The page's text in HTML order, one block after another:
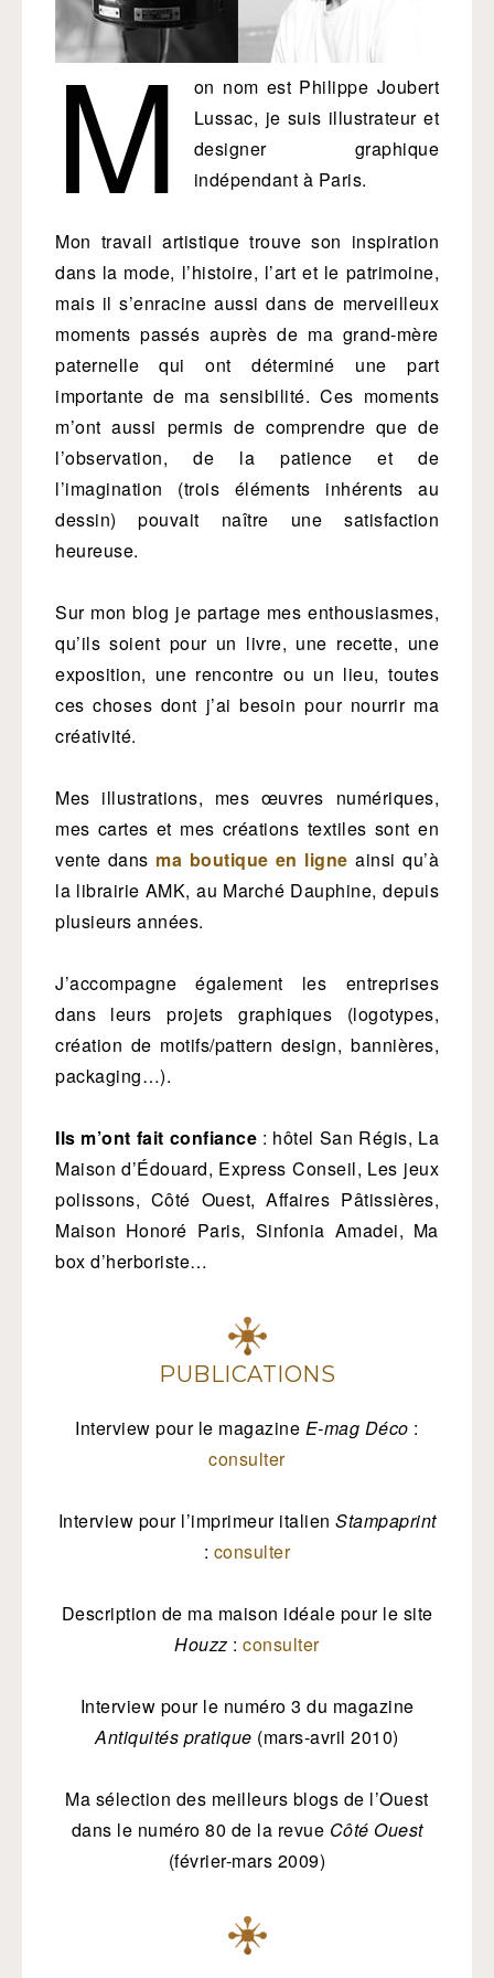
M on nom est Philippe Joubert
Lussac, je suis illustrateur et
designer graphique
indépendant à Paris.
Mon travail artistique trouve son inspiration
dans la mode, l’histoire, l’art et le patrimoine,
mais il s’enracine aussi dans de merveilleux
moments passés auprès de ma grand-mère
paternelle qui ont déterminé une part
importante de ma sensibilité. Ces moments
m’ont aussi permis de comprendre que de
l’observation, de la patience et de
l’imagination (trois éléments inhérents au
dessin) pouvait naître une satisfaction
heureuse.
Sur mon blog je partage mes enthousiasmes,
qu’ils soient pour un livre, une recette, une
exposition, une rencontre ou un lieu, toutes
ces choses dont j’ai besoin pour nourrir ma
créativité.
Mes illustrations, mes œuvres numériques,
mes cartes et mes créations textiles sont en
vente dans ma boutique en ligne ainsi qu’à
la librairie AMK, au Marché Dauphine, depuis
plusieurs années.
J’accompagne également les entreprises
dans leurs projets graphiques (logotypes,
création de motifs/pattern design, bannières,
packaging…).
Ils m’ont fait confiance : hôtel San Régis, La
Maison d’Édouard, Express Conseil, Les jeux
polissons, Côté Ouest, Affaires Pâtissières,
Maison Honoré Paris, Sinfonia Amadei, Ma
box d’herboriste…
PUBLICATIONS
Interview pour le magazine E-mag Déco :
consulter
Interview pour l’imprimeur italien Stampaprint
: consulter
Description de ma maison idéale pour le site
Houzz :consulter
Interview pour le numéro 3 du magazine
Antiquités pratique (mars-avril 2010)
Ma sélection des meilleurs blogs de l’Ouest
dans le numéro 80 de la revue Côté Ouest
(février-mars 2009)